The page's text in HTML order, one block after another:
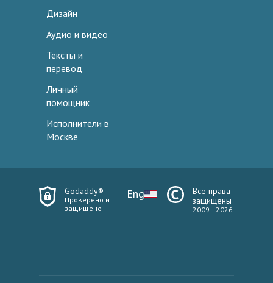
Дизайн
Аудио и видео
Тексты и
перевод
Личный
помощник
Исполнители в
Москве
Godaddy®
Проверено и
защищено
Eng
Все права
защищены
2009—2026